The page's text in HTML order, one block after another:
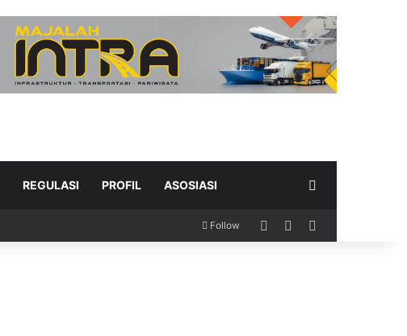
REGULASI PROFIL ASOSIASI
Follow Log InRandom Article